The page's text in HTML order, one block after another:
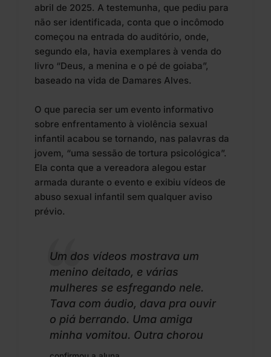
abril de 2025. A testemunha, que pediu para
não ser identificada, conta que o incômodo
começou na entrada do auditório, onde,
segundo ela, havia exemplares à venda do
livro “Deus, a menina e o pé de goiaba”,
baseado na vida de Damares Alves.
O que parecia ser um evento informativo
sobre enfrentamento à violência sexual
infantil acabou se tornando, nas palavras da
jovem, “uma sessão de tortura psicológica”.
Ela conta que a vereadora alegou estar
armada durante o evento e exibiu vídeos de
abuso sexual infantil sem qualquer aviso
prévio.
Um dos vídeos mostrava um
menino deitado, e várias
mulheres se esfregando nele.
Tava com áudio, dava pra ouvir
o piá berrando. Uma amiga
minha vomitou. Outra chorou